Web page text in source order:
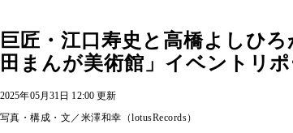
巨匠・江口寿史と高橋よしひ
田まんが美術館」イベントリポ
2025年05月31日 12:00 更新
写真・構成・文／米澤和幸（lotusRecords）